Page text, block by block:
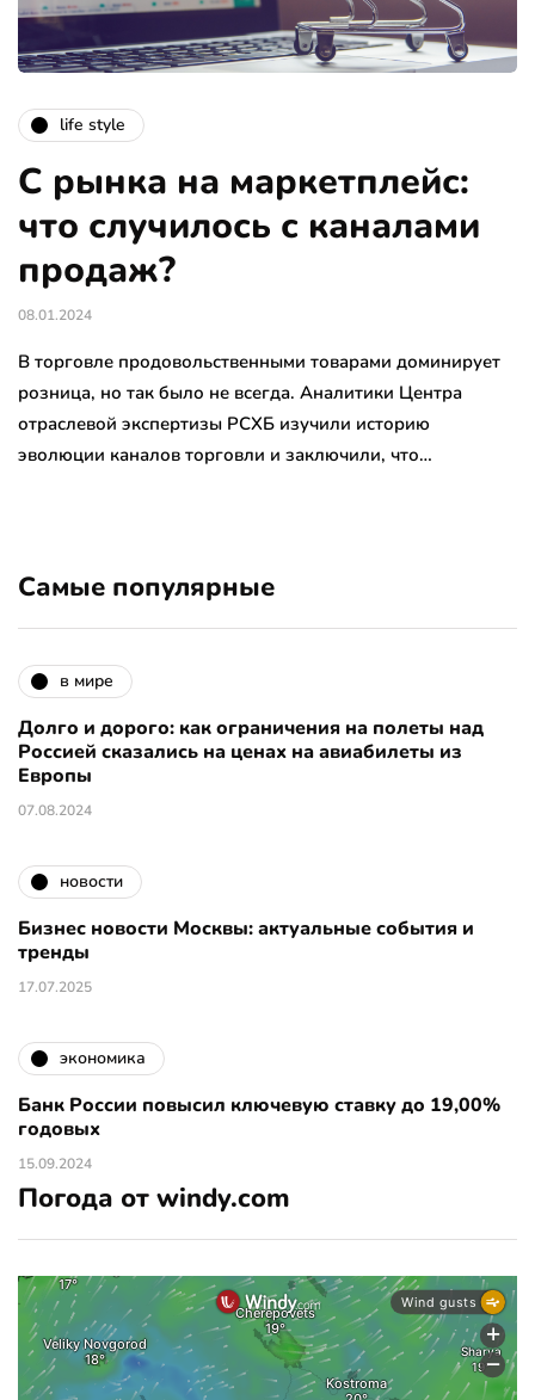
life style
С рынка на маркетплейс:
что случилось с каналами
продаж?
08.01.2024
В торговле продовольственными товарами доминирует
розница, но так было не всегда. Аналитики Центра
отраслевой экспертизы РСХБ изучили историю
эволюции каналов торговли и заключили, что…
Самые популярные
в мире
Долго и дорого: как ограничения на полеты над
Россией сказались на ценах на авиабилеты из
Европы
07.08.2024
новости
Бизнес новости Москвы: актуальные события и
тренды
17.07.2025
экономика
Банк России повысил ключевую ставку до 19,00%
годовых
15.09.2024
Погода от windy.com